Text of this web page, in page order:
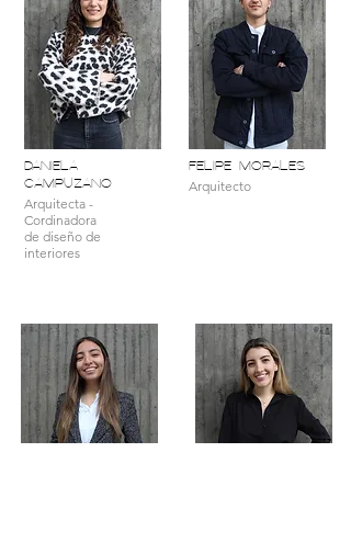
DANIELA
CAMPUZANO
Arquitecta -
Cordinadora
de diseño de
interiores
FELIPE MORALES
Arquitecto